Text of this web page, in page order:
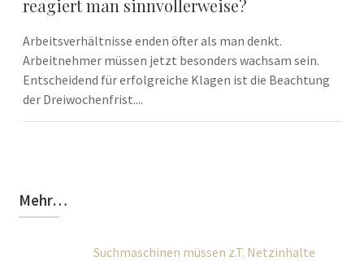
reagiert man sinnvollerweise?
Arbeitsverhältnisse enden öfter als man denkt.
Arbeitnehmer müssen jetzt besonders wachsam sein.
Entscheidend für erfolgreiche Klagen ist die Beachtung
der Dreiwochenfrist....
Mehr…
Suchmaschinen müssen z.T. Netzinhalte